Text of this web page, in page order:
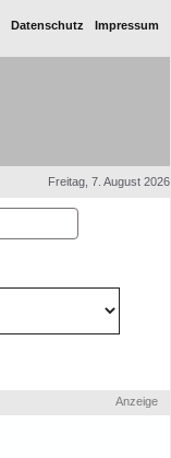
Datenschutz Impressum
Freitag, 7. August 2026
Anzeige